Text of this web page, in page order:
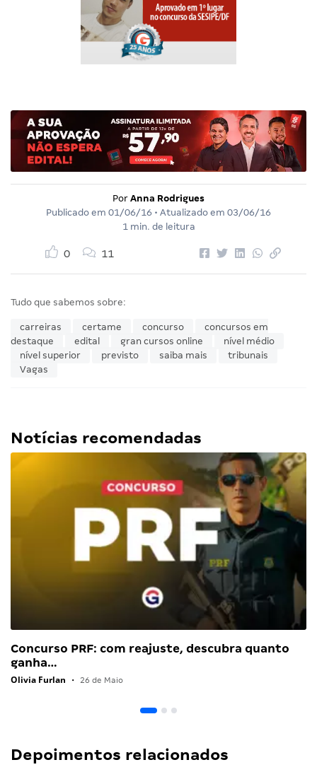
Por Anna Rodrigues
Publicado em 01/06/16 • Atualizado em 03/06/16
1 min. de leitura
0 11
Tudo que sabemos sobre:
carreiras certame concurso
concursos em
destaque
edital gran cursos online
nível médio
nível superior
previsto saiba mais
tribunais
Vagas
Notícias recomendadas
Concurso PRF: com reajuste, descubra quanto
ganha…
Olivia Furlan • 26 de Maio
Depoimentos relacionados